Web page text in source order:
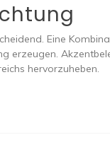
Eine
erzeugen.
hervorzuheben.